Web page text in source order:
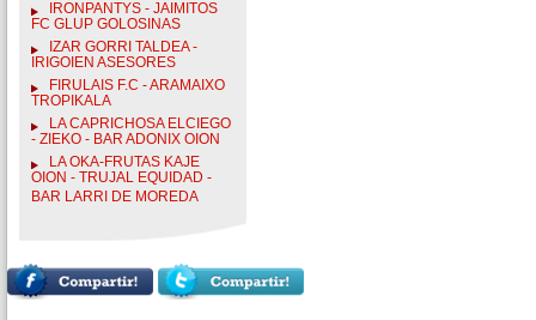
IRONPANTYS - JAIMITOS
FC GLUP GOLOSINAS
IZAR GORRI TALDEA -
IRIGOIEN ASESORES
FIRULAIS F.C - ARAMAIXO
TROPIKALA
LA CAPRICHOSA ELCIEGO
- ZIEKO - BAR ADONIX OION
LA OKA-FRUTAS KAJE
OION - TRUJAL EQUIDAD -
BAR LARRI DE MOREDA